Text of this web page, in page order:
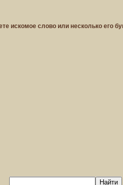
искомое слово или несколько его